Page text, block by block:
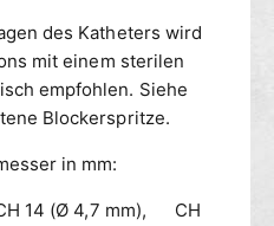
des Katheters wird
mit einem sterilen
empfohlen. Siehe
Blockerspritze.
in mm:
14 (Ø 4,7 mm), CH